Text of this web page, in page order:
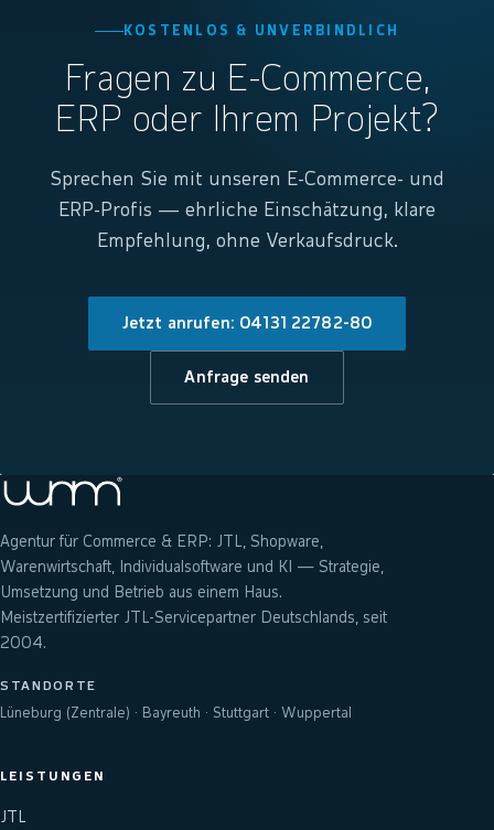
KOSTENLOS & UNVERBINDLICH
Fragen zu E-Commerce,
ERP oder Ihrem Projekt?
Sprechen Sie mit unseren E-Commerce- und
ERP-Profis — ehrliche Einschätzung, klare
Empfehlung, ohne Verkaufsdruck.
Jetzt anrufen: 04131 22782-80
Anfrage senden
Agentur für Commerce & ERP: JTL, Shopware,
Warenwirtschaft, Individualsoftware und KI — Strategie,
Umsetzung und Betrieb aus einem Haus.
Meistzertifizierter JTL-Servicepartner Deutschlands, seit
2004.
STANDORTE
Lüneburg (Zentrale) · Bayreuth · Stuttgart · Wuppertal
LEISTUNGEN
JTL